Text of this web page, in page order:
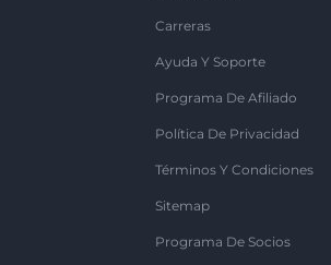
Carreras
Ayuda Y Soporte
Programa De Afiliado
Política De Privacidad
Términos Y Condiciones
Sitemap
Programa De Socios